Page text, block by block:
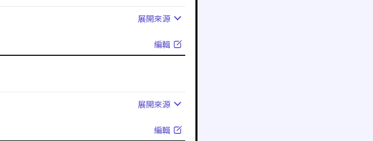
展開來源
編輯
展開來源
編輯